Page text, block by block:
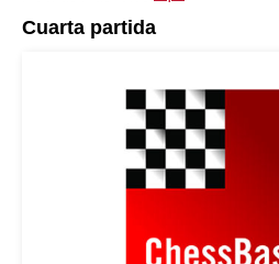
Cuarta partida